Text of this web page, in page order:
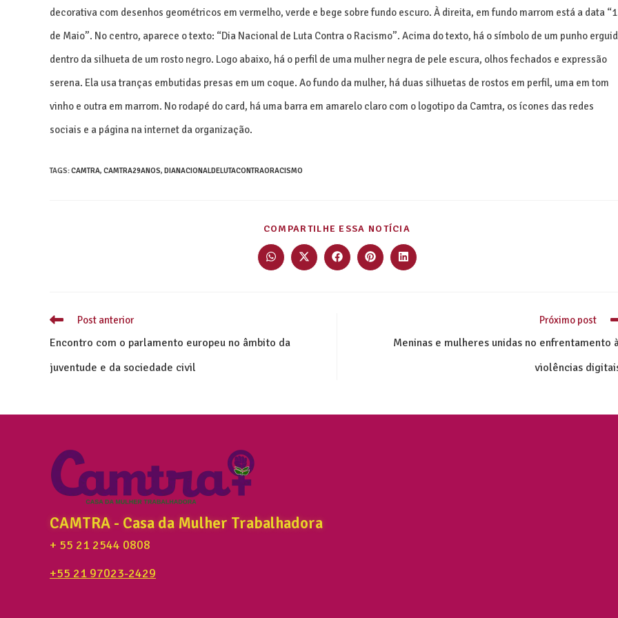
decorativa com desenhos geométricos em vermelho, verde e bege sobre fundo escuro. À direita, em fundo marrom está a data
de Maio”. No centro, aparece o texto: “Dia Nacional de Luta Contra o Racismo”. Acima do texto, há o símbolo de um punho
dentro da silhueta de um rosto negro. Logo abaixo, há o perfil de uma mulher negra de pele escura, olhos fechados e expressão
serena. Ela usa tranças embutidas presas em um coque. Ao fundo da mulher, há duas silhuetas de rostos em perfil, uma em tom
vinho e outra em marrom. No rodapé do card, há uma barra em amarelo claro com o logotipo da Camtra, os ícones das redes
sociais e a página na internet da organização.
TAGS:CAMTRA, CAMTRA29ANOS, DIANACIONALDELUTACONTRAORACISMO
COMPARTILHE ESSA NOTÍCIA
Post anterior
Encontro com o parlamento europeu no âmbito da
juventude e da sociedade civil
Próximo post
Meninas e mulheres unidas no enfrentamento
violências
CAMTRA - Casa da Mulher Trabalhadora
+ 55 21 2544 0808
+55 21 97023-2429